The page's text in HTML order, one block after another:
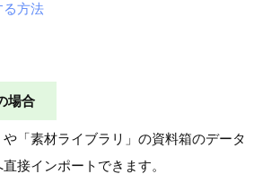
る方法
場合
や「素材ライブラリ」の資料箱のデータ
接インポートできます。